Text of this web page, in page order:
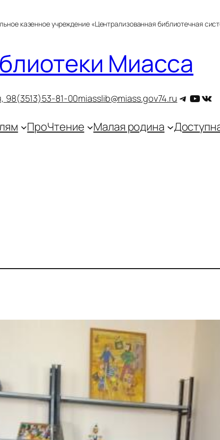
казенное учреждение «Централизованная библиотечная
Миасса
98(3513)53-81-00miasslib@miass.gov74.ru
ПроЧтение Малая родина